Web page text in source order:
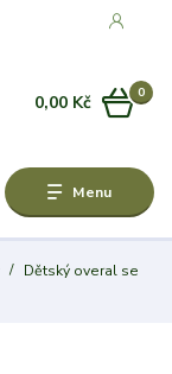
Menu
0
0,00 Kč
Dětský overal se